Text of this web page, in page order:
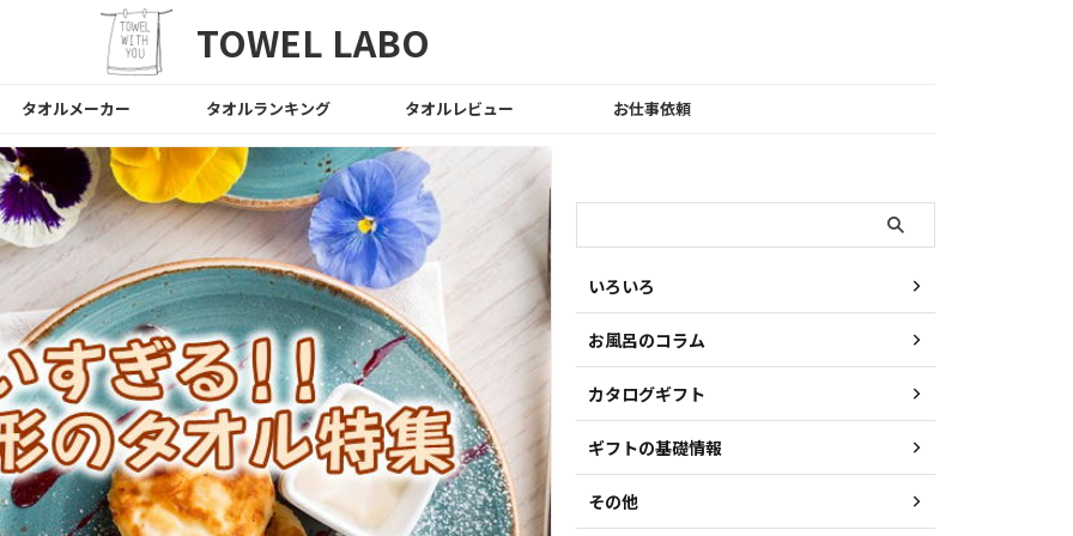
TOWEL LABO
タオルメーカー タオルランキング タオルレビュー お仕事依頼
いろいろ
お風呂のコラム
カタログギフト
ギフトの基礎情報
その他